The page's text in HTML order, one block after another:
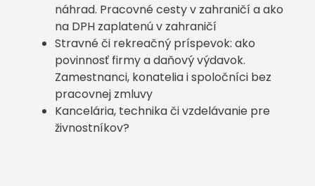
náhrad. Pracovné cesty v zahraničí a ako
na DPH zaplatenú v zahraničí
Stravné či rekreačný príspevok: ako
povinnosť firmy a daňový výdavok.
Zamestnanci, konatelia i spoločníci bez
pracovnej zmluvy
Kancelária, technika či vzdelávanie pre
živnostníkov?